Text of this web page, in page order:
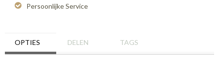
Persoonlijke Service
OPTIES DELEN TAGS